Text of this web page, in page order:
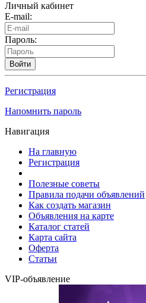
Личный кабинет
E-mail:
Пароль:
Войти
Регистрация
Напомнить пароль
Навигация
На главную
Регистрация
Полезные советы
Правила подачи объявлений
Как создать магазин
Объявления на карте
Каталог статей
Карта сайта
Оферта
Статьи
VIP-объявление